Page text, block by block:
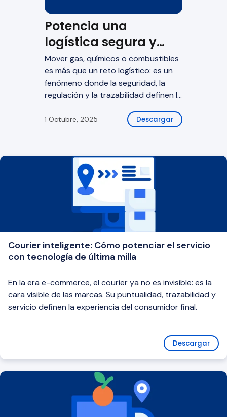
Potencia una
logística segura y
eficiente de
materiales peligrosos
Mover gas, químicos o combustibles
es más que un reto logístico: es un
fenómeno donde la seguridad, la
regulación y la trazabilidad definen la
1 Octubre, 2025 Descargar
Courier inteligente: Cómo potenciar el servicio
con tecnología de última milla
En la era e-commerce, el courier ya no es invisible: es la
cara visible de las marcas. Su puntualidad, trazabilidad y
servicio definen la experiencia del consumidor final.
Descargar